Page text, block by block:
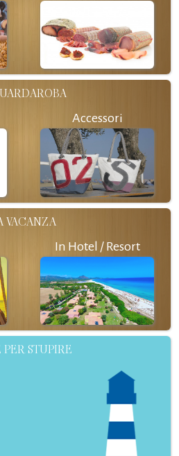
Accessori
VACANZA
In Hotel / Resort
STUPIRE